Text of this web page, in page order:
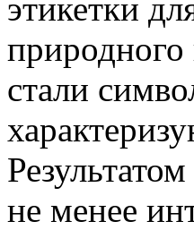
этикетки
природного
стали
не менее